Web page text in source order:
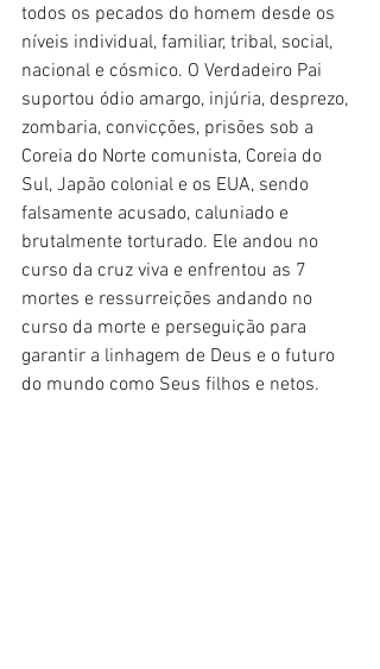
todos os pecados do homem desde os
níveis individual, familiar, tribal, social,
nacional e cósmico. O Verdadeiro Pai
suportou ódio amargo, injúria, desprezo,
zombaria, convicções, prisões sob a
Coreia do Norte comunista, Coreia do
Sul, Japão colonial e os EUA, sendo
falsamente acusado, caluniado e
brutalmente torturado. Ele andou no
curso da cruz viva e enfrentou as 7
mortes e ressurreições andando no
curso da morte e perseguição para
garantir a linhagem de Deus e o futuro
do mundo como Seus filhos e netos.